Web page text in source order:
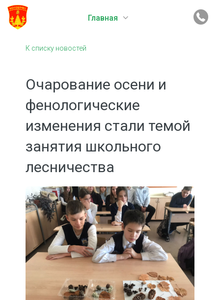
Главная
К списку новостей
Очарование осени и
фенологические
изменения стали темой
занятия школьного
лесничества